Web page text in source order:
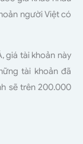
người Việt có
giá tài khoản này
tài khoản đã
sẽ trên 200.000